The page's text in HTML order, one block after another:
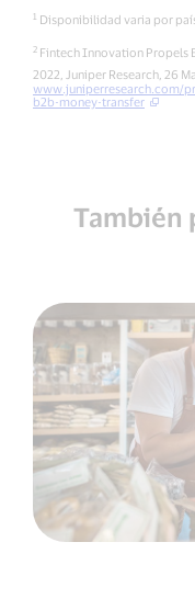
1 Disponibilidad varia por
2 Fintech Innovation Propels
2022, Juniper Research, 26
www.juniperresearch.com/
b2b-money-transfer
También